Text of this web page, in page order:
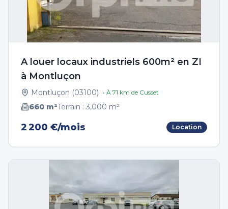
A louer locaux industriels 600m² en ZI
à Montluçon
Montluçon (03100) • À 71 km de Cusset
660 m²Terrain : 3,000 m²
2 200 €/mois Location